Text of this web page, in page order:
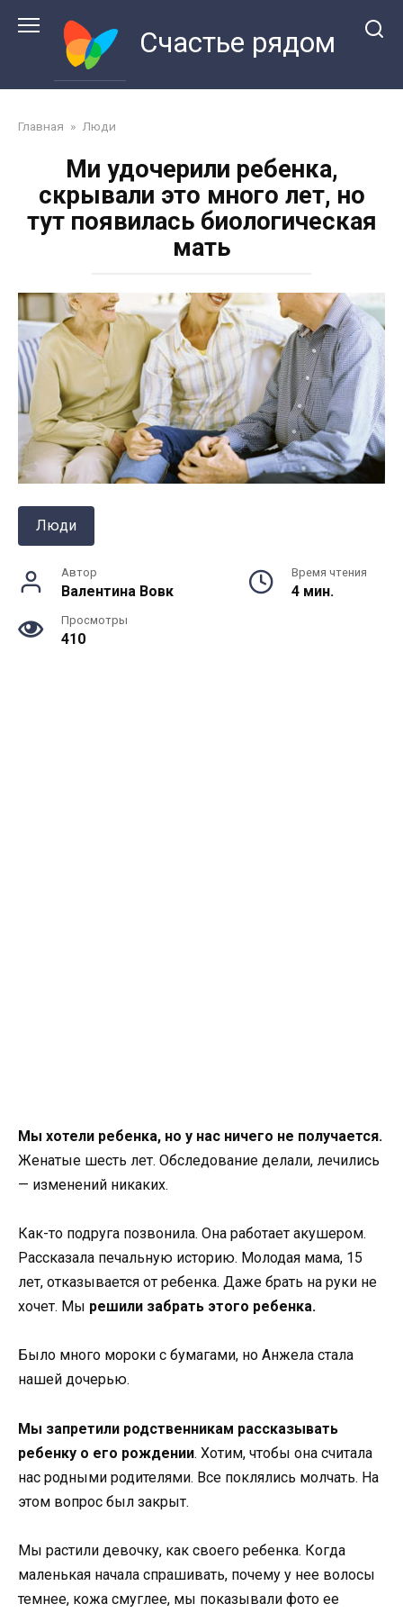
Счастье рядом
Главная » Люди
Ми удочерили ребенка,
скрывали это много лет, но
тут появилась биологическая
мать
Люди
Автор
Валентина Вовк
Время чтения
4 мин.
Просмотры
410
Мы хотели ребенка, но у нас ничего не получается.
Женатые шесть лет. Обследование делали, лечились
— изменений никаких.
Как-то подруга позвонила. Она работает акушером.
Рассказала печальную историю. Молодая мама, 15
лет, отказывается от ребенка. Даже брать на руки не
хочет. Мы решили забрать этого ребенка.
Было много мороки с бумагами, но Анжела стала
нашей дочерью.
Мы запретили родственникам рассказывать
ребенку о его рождении. Хотим, чтобы она считала
нас родными родителями. Все поклялись молчать. На
этом вопрос был закрыт.
Мы растили девочку, как своего ребенка. Когда
маленькая начала спрашивать, почему у нее волосы
темнее, кожа смуглее, мы показывали фото ее